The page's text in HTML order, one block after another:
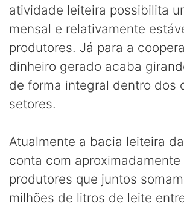
atividade leiteira possibilita
mensal e relativamente
produtores. Já para a
dinheiro gerado acaba
de forma integral dentro dos
setores.
Atualmente a bacia leiteira
conta com aproximadamente
produtores que juntos
milhões de litros de leite